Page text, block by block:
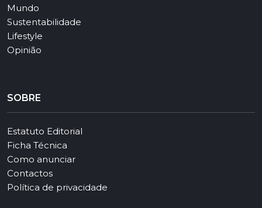
Mundo
Sustentabilidade
Lifestyle
Opinião
SOBRE
Estatuto Editorial
Ficha Técnica
Como anunciar
Contactos
Política de privacidade